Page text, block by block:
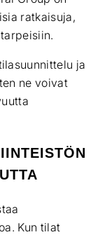
ratkaisuja,
ja
ne voivat
Kun tilat